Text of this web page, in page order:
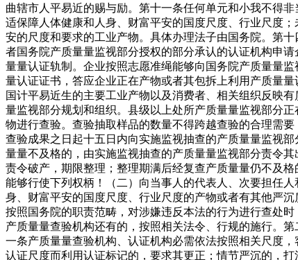
曲辖市人平易近的赐与励。第十一条任何单元和小我不得
适保障人体健康和人身、财富平安的国度尺度、行业尺度
安的尺度和要求的工业产物。具体办理法子由国务院。第
者国务院产质量量监视部分授权的部分承认的认证机构申
量量认证轨制。企业按照志愿准绳能够向国务院产质量量
量认证证书，答应企业正在产物或者其包拆上利用产质量
国计平易近生的主要工业产物以及消费者、相关组织反映
量监视部分规划和组织。县级以上处所产质量量监视部分
物进行查验。查验抽取样品的数量不得跨越查验的合理需
查验成果之日起十五日内向实施监视抽查的产质量量监视
量量不及格的，由实施监视抽查的产质量量监视部分责令
责令破产，期限整理；整理期满后经复查产质量量仍不及
能够行使下列权柄！（二）向当事人的代表人、次要担任
身、财富平安的国度尺度、行业尺度的产物或者有其他严
按照国务院的职责范畴，对涉嫌违反本法的行为进行查处
产质量量查验机构还有的，按照相关法令、行规的施行。
一条产质量量查验机构、认证机构必需依法按照相关尺度
认证尺度而利用认证标记的，要求其更正；情节严沉的，